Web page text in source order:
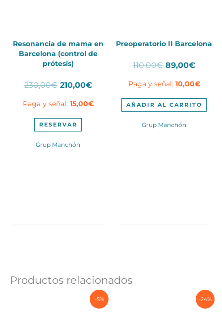
Resonancia de mama en
Barcelona (control de
prótesis)
230,00€ El
original
era:
230,00€.
210,00€El
actual
Paga y señal: 15,00€
RESERVAR
Grup Manchón
Preoperatorio II Barcelona
110,00€ El
original
era:
110,00€.
89,00€El
actual
es:
Paga y señal: 10,00€
AÑADIR AL CARRITO
Grup Manchón
Productos relacionados
-5% -24%